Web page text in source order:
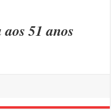
51 anos